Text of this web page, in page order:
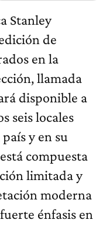
Stanley
de
en la
llamada
disponible a
seis locales
y en su
compuesta
limitada y
moderna
énfasis en